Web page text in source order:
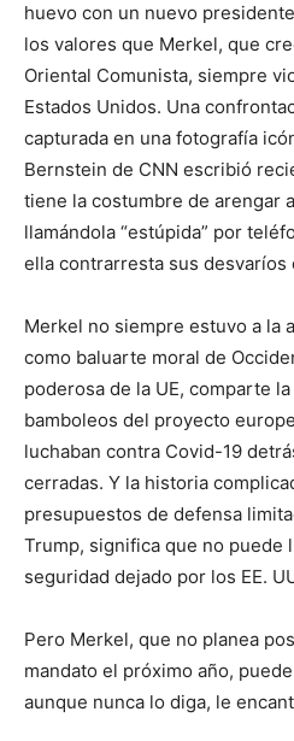
huevo con un nuevo
los valores que Merkel, que
Oriental Comunista, siempre
Estados Unidos. Una
capturada en una fotografía
Bernstein de CNN escribió
tiene la costumbre de arengar
llamándola “estúpida” por
ella contrarresta sus desvaríos
Merkel no siempre estuvo a la
como baluarte moral de
poderosa de la UE, comparte
bamboleos del proyecto
luchaban contra Covid-19
cerradas. Y la historia
presupuestos de defensa
Trump, significa que no puede
seguridad dejado por los EE.
Pero Merkel, que no planea
mandato el próximo año,
aunque nunca lo diga, le